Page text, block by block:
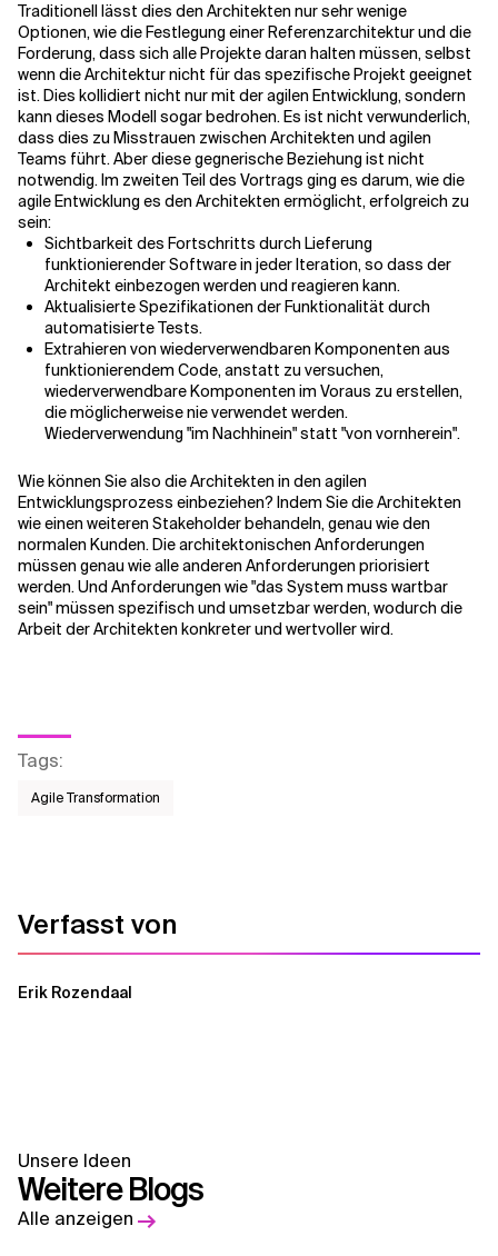
Traditionell lässt dies den Architekten nur sehr wenige
Optionen, wie die Festlegung einer Referenzarchitektur und die
Forderung, dass sich alle Projekte daran halten müssen, selbst
wenn die Architektur nicht für das spezifische Projekt geeignet
ist. Dies kollidiert nicht nur mit der agilen Entwicklung, sondern
kann dieses Modell sogar bedrohen. Es ist nicht verwunderlich,
dass dies zu Misstrauen zwischen Architekten und agilen
Teams führt. Aber diese gegnerische Beziehung ist nicht
notwendig. Im zweiten Teil des Vortrags ging es darum, wie die
agile Entwicklung es den Architekten ermöglicht, erfolgreich zu
sein:
Sichtbarkeit des Fortschritts durch Lieferung
funktionierender Software in jeder Iteration, so dass der
Architekt einbezogen werden und reagieren kann.
Aktualisierte Spezifikationen der Funktionalität durch
automatisierte Tests.
Extrahieren von wiederverwendbaren Komponenten aus
funktionierendem Code, anstatt zu versuchen,
wiederverwendbare Komponenten im Voraus zu erstellen,
die möglicherweise nie verwendet werden.
Wiederverwendung "im Nachhinein" statt "von vornherein".
Wie können Sie also die Architekten in den agilen
Entwicklungsprozess einbeziehen? Indem Sie die Architekten
wie einen weiteren Stakeholder behandeln, genau wie den
normalen Kunden. Die architektonischen Anforderungen
müssen genau wie alle anderen Anforderungen priorisiert
werden. Und Anforderungen wie "das System muss wartbar
sein" müssen spezifisch und umsetzbar werden, wodurch die
Arbeit der Architekten konkreter und wertvoller wird.
Tags:
Agile Transformation
Verfasst von
Erik Rozendaal
Unsere Ideen
Weitere Blogs
Alle anzeigen